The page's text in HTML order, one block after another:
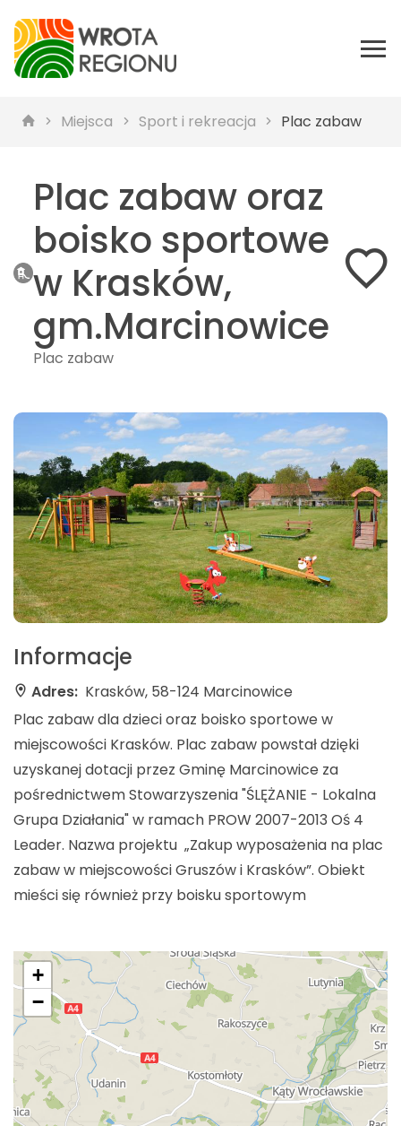
Miejsca Sport i rekreacja Plac zabaw
Plac zabaw oraz
boisko sportowe
w Krasków,
gm.Marcinowice
Plac zabaw
Informacje
Adres: Krasków, 58-124 Marcinowice
Plac zabaw dla dzieci oraz boisko sportowe w
miejscowości Krasków. Plac zabaw powstał dzięki
uzyskanej dotacji przez Gminę Marcinowice za
pośrednictwem Stowarzyszenia "ŚLĘŻANIE - Lokalna
Grupa Działania" w ramach PROW 2007-2013 Oś 4
Leader. Nazwa projektu „Zakup wyposażenia na plac
zabaw w miejscowości Gruszów i Krasków”. Obiekt
mieści się również przy boisku sportowym
+
−